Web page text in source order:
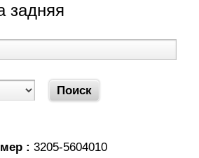
задняя
: 3205-5604010